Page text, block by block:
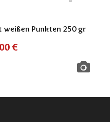
Punkten 250 gr
€